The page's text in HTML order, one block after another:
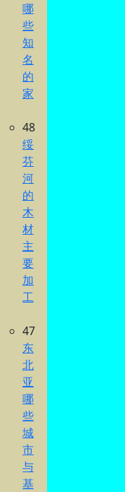
哪
些
知
名
的
家
48
绥
芬
河
的
木
材
主
要
加
工
47
东
北
亚
哪
些
城
市
与
基